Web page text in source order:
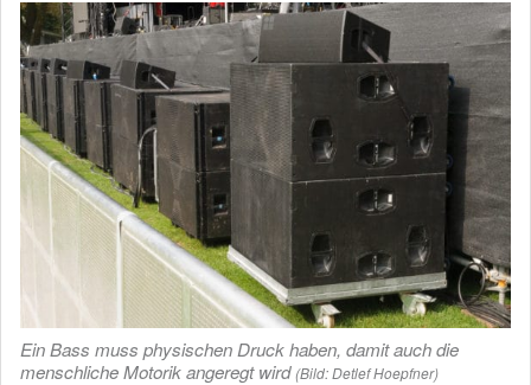
Ein Bass muss physischen Druck haben, damit auch die
menschliche Motorik angeregt wird(Bild: Detlef Hoepfner)